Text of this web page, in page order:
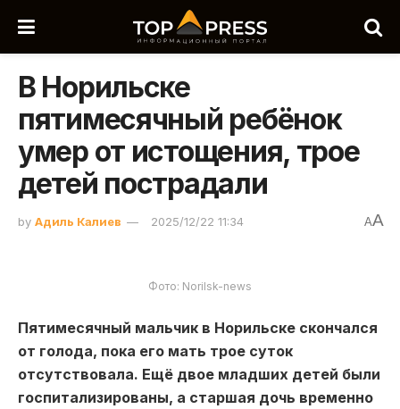
В Норильске
пятимесячный ребёнок
умер от истощения, трое
детей пострадали
by Адиль Калиев 2025/12/22 11:34 AA
Фото: Norilsk-news
Пятимесячный мальчик в Норильске скончался
от голода, пока его мать трое суток
отсутствовала. Ещё двое младших детей были
госпитализированы, а старшая дочь временно